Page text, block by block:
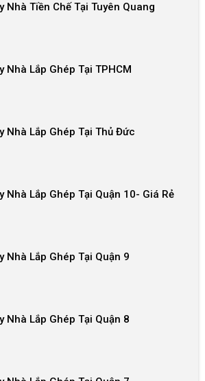
Nhà Tiền Chế Tại Tuyên Quang
Nhà Lắp Ghép Tại TPHCM
Nhà Lắp Ghép Tại Thủ Đức
Nhà Lắp Ghép Tại Quận 10- Giá Rẻ
Nhà Lắp Ghép Tại Quận 9
Nhà Lắp Ghép Tại Quận 8